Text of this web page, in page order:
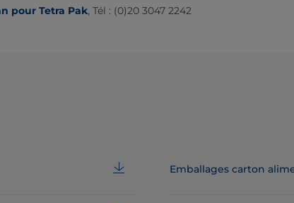
pour Tetra Pak​, Tél : (0)20 3047 2242​
Emballages carton